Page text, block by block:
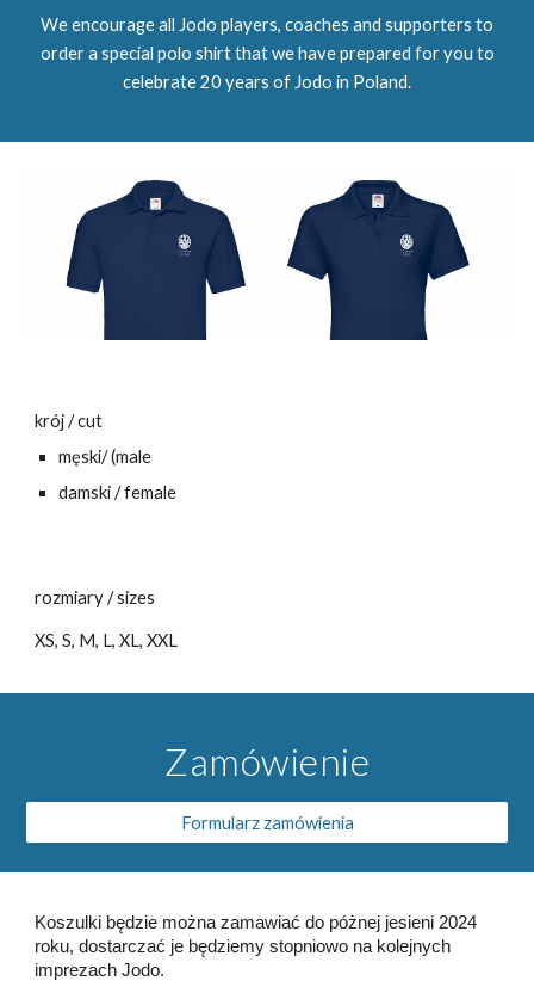
We encourage all Jodo players, coaches and supporters to
order a special polo shirt that we have prepared for you to
celebrate 20 years of Jodo in Poland.
krój / cut
męski/ (male
damski / female
rozmiary / sizes
XS, S, M, L, XL, XXL
Zamówienie
Formularz zamówienia
Koszulki będzie można zamawiać do póżnej jesieni 2024
roku, dostarczać je będziemy stopniowo na kolejnych
imprezach Jodo.